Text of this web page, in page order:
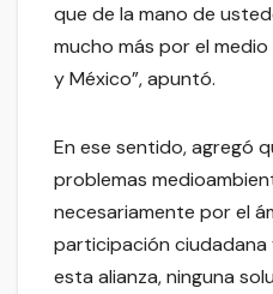
que de la mano de
mucho más por el
y México”, apuntó.
En ese sentido, agregó
problemas
necesariamente por el
participación ciudadana
esta alianza, ninguna